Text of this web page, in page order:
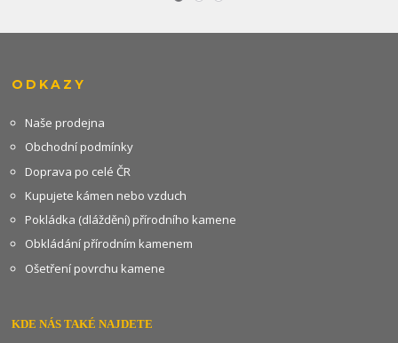
ODKAZY
Naše prodejna
Obchodní podmínky
Doprava po celé ČR
Kupujete kámen nebo vzduch
Pokládka (dláždění) přírodního kamene
Obkládání přírodním kamenem
Ošetření povrchu kamene
KDE NÁS TAKÉ NAJDETE